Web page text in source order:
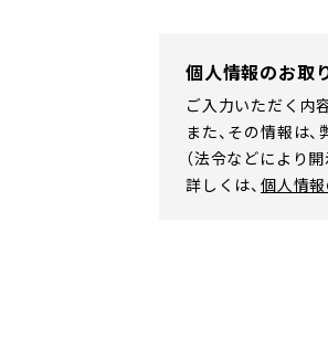
個人情報のお取
ご入力いただく内
また、その情報は
（法令などにより
詳しくは、 個人情